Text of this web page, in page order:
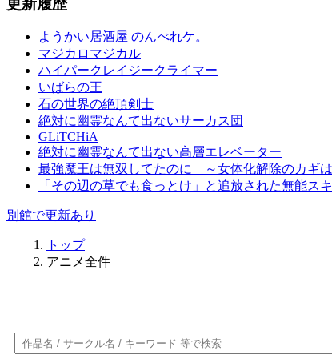
ようかい居酒屋 のんべれケ。
マジカロマジカル
ハイパークレイジークライマー
いばらの王
石の世界の絶頂剣士
絶対に幽霊なんて出ないサーカス団
GLiTCHiA
絶対に幽霊なんて出ない高層エレベーター
最強魔王は無双してたのに ～女体化解除のカギ
「その辺の草でも食っとけ」と追放された無能
別館で更新あり
トップ
アニメ全件